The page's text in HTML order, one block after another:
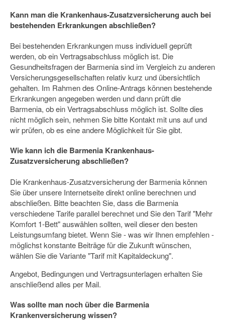
Kann man die Krankenhaus-Zusatzversicherung auch bei
bestehenden Erkrankungen abschließen?
Bei bestehenden Erkrankungen muss individuell geprüft
werden, ob ein Vertragsabschluss möglich ist. Die
Gesundheitsfragen der Barmenia sind im Vergleich zu anderen
Versicherungsgesellschaften relativ kurz und übersichtlich
gehalten. Im Rahmen des Online-Antrags können bestehende
Erkrankungen angegeben werden und dann prüft die
Barmenia, ob ein Vertragsabschluss möglich ist. Sollte dies
nicht möglich sein, nehmen Sie bitte Kontakt mit uns auf und
wir prüfen, ob es eine andere Möglichkeit für Sie gibt.
Wie kann ich die Barmenia Krankenhaus-
Zusatzversicherung abschließen?
Die Krankenhaus-Zusatzversicherung der Barmenia können
Sie über unsere Internetseite direkt online berechnen und
abschließen. Bitte beachten Sie, dass die Barmenia
verschiedene Tarife parallel berechnet und Sie den Tarif "Mehr
Komfort 1-Bett" auswählen sollten, weil dieser den besten
Leistungsumfang bietet. Wenn Sie - was wir Ihnen empfehlen -
möglichst konstante Beiträge für die Zukunft wünschen,
wählen Sie die Variante "Tarif mit Kapitaldeckung".
Angebot, Bedingungen und Vertragsunterlagen erhalten Sie
anschließend alles per Mail.
Was sollte man noch über die Barmenia
Krankenversicherung wissen?